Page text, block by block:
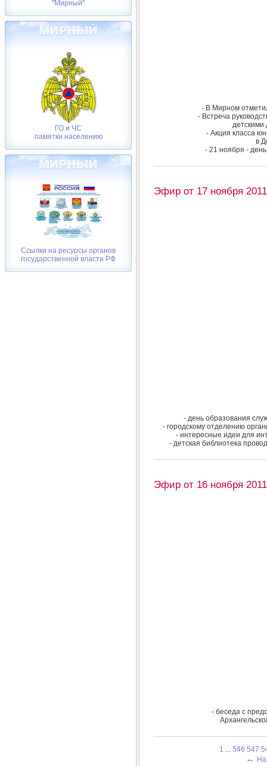
"Мирный"
ГО и ЧС
памятки населению
Ссылки на ресурсы органов
государственной власти РФ
- В Мирном
- Встреча
- Акция класса
в
- 21 ноября -
Эфир от 17 ноября
- день образования
- городскому отделению
- интересные идеи для
- детская библиотека
Эфир от 16 ноября
- беседа с
1 ... 546 547
←